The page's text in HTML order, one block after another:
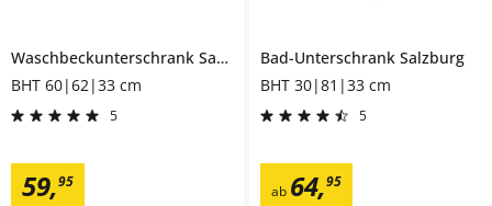
Waschbeckunterschrank Salzburg
BHT 60|62|33 cm
5
59,95
Bad-Unterschrank Salzburg
BHT 30|81|33 cm
5
ab 64,95